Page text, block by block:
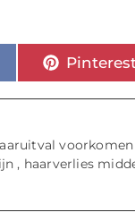
voorkomen
, haarverlies